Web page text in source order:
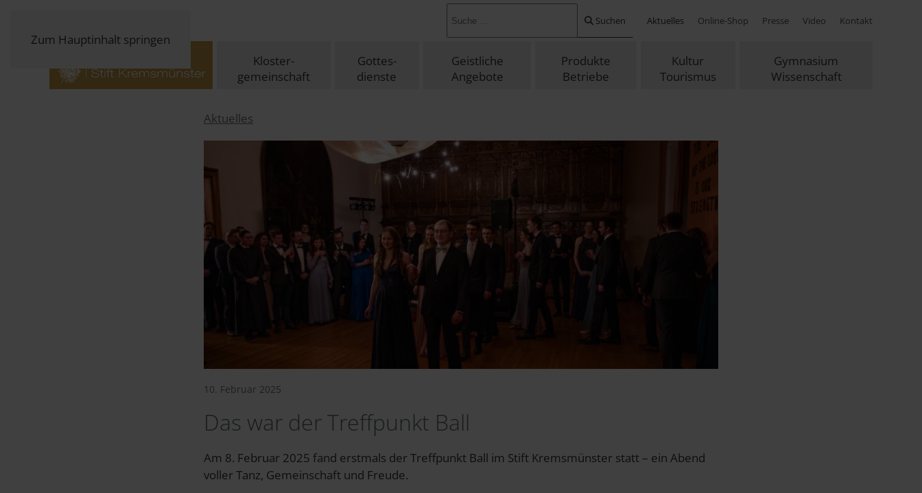
Zum Hauptinhalt springen
Suchen
Aktuelles Online-Shop Presse Video Kontakt
Kloster-
gemeinschaft
Gottes-
dienste
Geistliche
Angebote
Produkte
Betriebe
Kultur
Tourismus
Gymnasium
Wissenschaft
Aktuelles
10. Februar 2025
Das war der Treffpunkt Ball
Am 8. Februar 2025 fand erstmals der Treffpunkt Ball im Stift Kremsmünster statt – ein Abend
voller Tanz, Gemeinschaft und Freude.